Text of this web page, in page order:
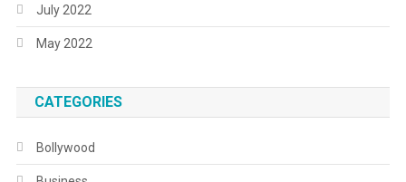
July 2022
May 2022
CATEGORIES
Bollywood